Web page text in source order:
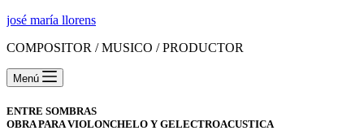
josé maría llorens
COMPOSITOR / MUSICO / PRODUCTOR
Menú
ENTRE SOMBRAS
OBRA PARA VIOLONCHELO Y GELECTROACUSTICA